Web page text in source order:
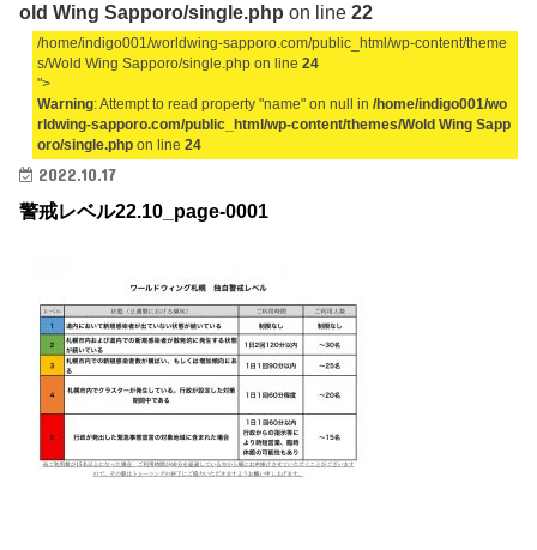
old Wing Sapporo/single.php on line22
/home/indigo001/worldwing-sapporo.com/public_html/wp-content/theme
s/Wold Wing Sapporo/single.php on line24
">
Warning: Attempt to read property "name" on null in/home/indigo001/wo
rldwing-sapporo.com/public_html/wp-content/themes/Wold Wing Sapp
oro/single.php on line24
2022.10.17
警戒レベル22.10_page-0001